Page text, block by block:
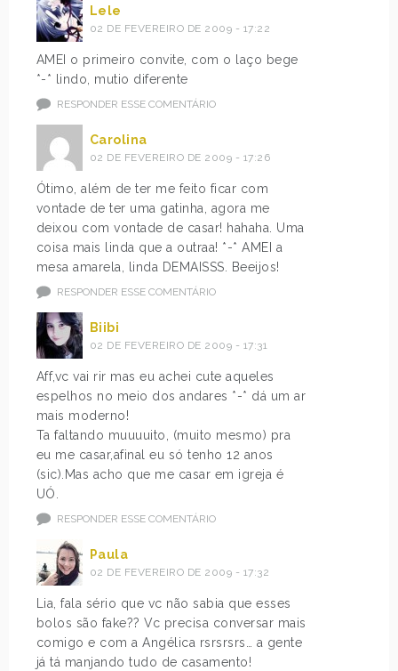
Lele
02 DE FEVEREIRO DE 2009 - 17:22
AMEI o primeiro convite, com o laço bege
*-* lindo, mutio diferente
RESPONDER ESSE COMENTÁRIO
Carolina
02 DE FEVEREIRO DE 2009 - 17:26
Ótimo, além de ter me feito ficar com
vontade de ter uma gatinha, agora me
deixou com vontade de casar! hahaha. Uma
coisa mais linda que a outraa! *-* AMEI a
mesa amarela, linda DEMAISSS. Beeijos!
RESPONDER ESSE COMENTÁRIO
Biibi
02 DE FEVEREIRO DE 2009 - 17:31
Aff,vc vai rir mas eu achei cute aqueles
espelhos no meio dos andares *-* dá um ar
mais moderno!
Ta faltando muuuuito, (muito mesmo) pra
eu me casar,afinal eu só tenho 12 anos
(sic).Mas acho que me casar em igreja é
UÓ.
RESPONDER ESSE COMENTÁRIO
Paula
02 DE FEVEREIRO DE 2009 - 17:32
Lia, fala sério que vc não sabia que esses
bolos são fake?? Vc precisa conversar mais
comigo e com a Angélica rsrsrsrs… a gente
já tá manjando tudo de casamento!